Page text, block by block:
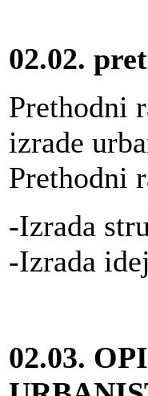
02.02.
Prethodni
izrade
Prethodni
-Izrada
-Izrada
02.03.